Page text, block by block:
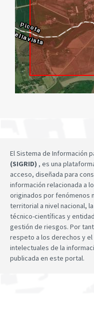
El Sistema de Información
(SIGRID) , es una
acceso, diseñada para
información relacionada a
originados por fenómenos
territorial a nivel nacional,
técnico-científicas y
gestión de riesgos. Por
respeto a los derechos y
intelectuales de la
publicada en este portal.